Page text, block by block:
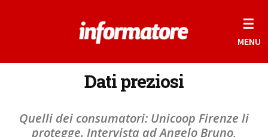
☰
MENU
Dati preziosi
Quelli dei consumatori: Unicoop Firenze li
protegge. Intervista ad Angelo Bruno,